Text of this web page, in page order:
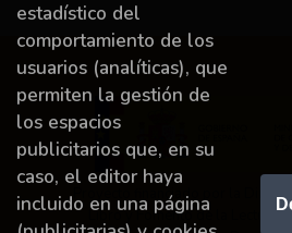
Proyecto financiado por la
Libro y Fomento de la Lectura,
estadístico del
comportamiento de los
usuarios (analíticas), que
permiten la gestión de
los espacios
publicitarios que, en su
caso, el editor haya
incluido en una página